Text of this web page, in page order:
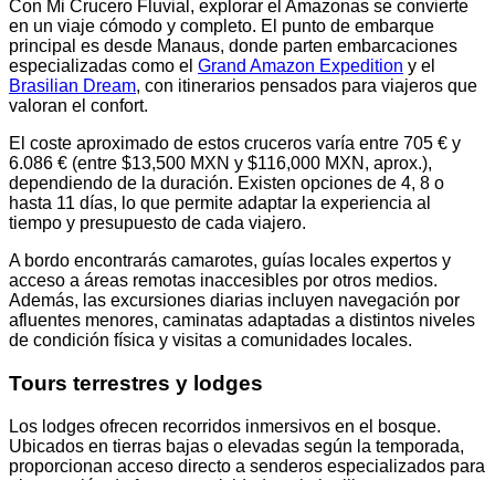
Con Mi Crucero Fluvial, explorar el Amazonas se convierte
en un viaje cómodo y completo. El punto de embarque
principal es desde Manaus, donde parten embarcaciones
especializadas como el Grand Amazon Expedition y el
Brasilian Dream, con itinerarios pensados para viajeros que
valoran el confort.
El coste aproximado de estos cruceros varía entre 705 € y
6.086 € (entre $13,500 MXN y $116,000 MXN, aprox.),
dependiendo de la duración. Existen opciones de 4, 8 o
hasta 11 días, lo que permite adaptar la experiencia al
tiempo y presupuesto de cada viajero.
A bordo encontrarás camarotes, guías locales expertos y
acceso a áreas remotas inaccesibles por otros medios.
Además, las excursiones diarias incluyen navegación por
afluentes menores, caminatas adaptadas a distintos niveles
de condición física y visitas a comunidades locales.
Tours terrestres y lodges
Los lodges ofrecen recorridos inmersivos en el bosque.
Ubicados en tierras bajas o elevadas según la temporada,
proporcionan acceso directo a senderos especializados para